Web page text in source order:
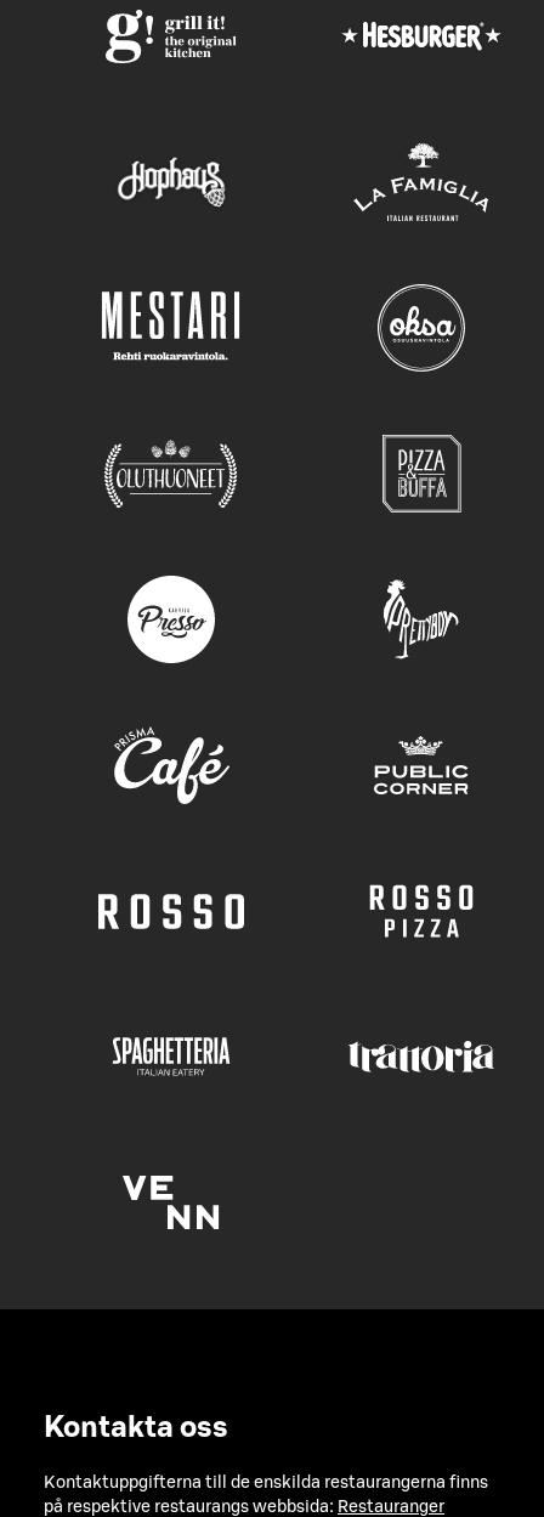
Kontakta oss
Kontaktuppgifterna till de enskilda restaurangerna finns
på respektive restaurangs webbsida: Restauranger